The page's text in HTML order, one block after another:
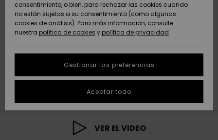
Novedades
Destacados
Novedades
Destacados
Comunidad
AYUDA &
CONTACTO
Protección de
datos
personales
Inicia una
conversación
más rápida a
tu pregunta.
SOSTENIBILIDAD
VER EL VIDEO
consentimiento, o bien, para rechazar las cookies cuando
no están sujetas a su consentimiento (como algunas
cookies de análisis). Para más información, consulte
nuestra política de cookies y política de privacidad
Gestionar las preferencias
Aceptar todo